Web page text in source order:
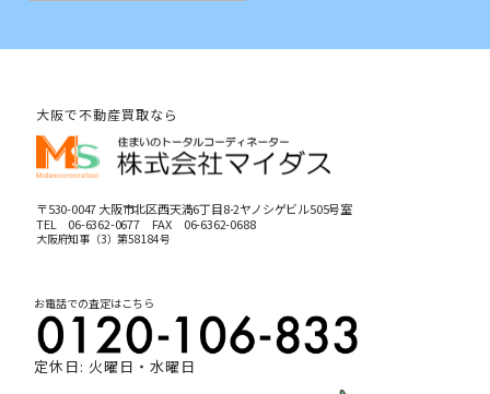
大阪で不動産買取なら
〒530-0047 大阪市北区西天満6丁目8-2ヤノシゲビル505号室
TEL 06-6362-0677FAX 06-6362-0688
大阪府知事（3）第58184号
お電話での査定はこちら
定休日: 火曜日・水曜日